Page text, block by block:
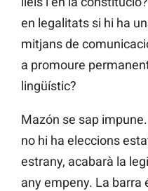
en legalitats si hi ha
mitjans de
a promoure
lingüístic?
Mazón se sap
no hi ha eleccions
estrany, acabarà la
any empeny. La barra